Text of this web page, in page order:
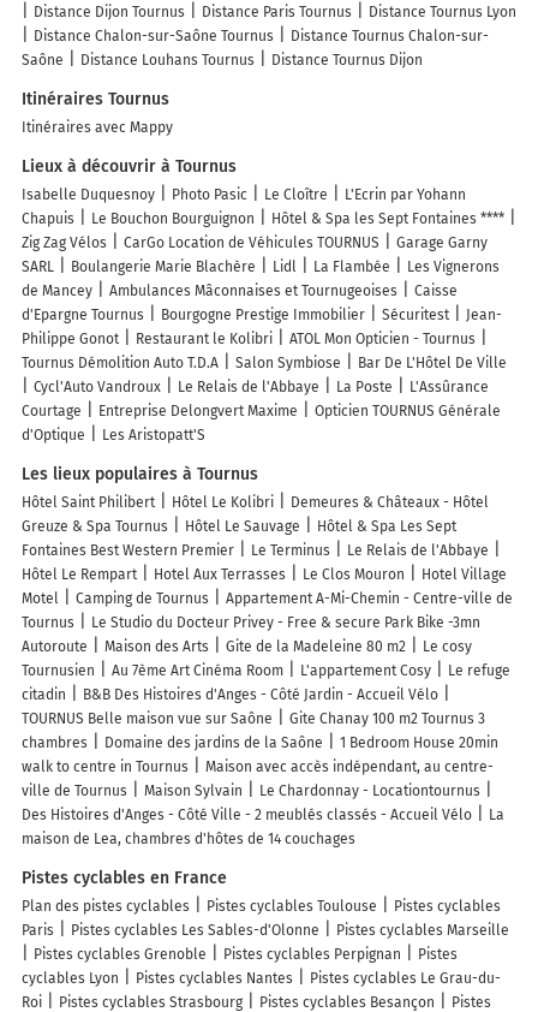
Distance Dijon Tournus
Distance Paris Tournus
Distance Tournus Lyon
Distance Chalon-sur-Saône Tournus
Distance Tournus Chalon-sur-
Saône
Distance Louhans Tournus Distance Tournus Dijon
Itinéraires Tournus
Itinéraires avec Mappy
Lieux à découvrir à Tournus
Isabelle Duquesnoy Photo Pasic Le Cloître
L'Ecrin par Yohann
Chapuis
Le Bouchon Bourguignon
Hôtel & Spa les Sept Fontaines ****
Zig Zag Vélos
CarGo Location de Véhicules TOURNUS
Garage Garny
SARL
Boulangerie Marie Blachère Lidl La Flambée
Les Vignerons
de Mancey
Ambulances Mâconnaises et Tournugeoises
Caisse
d'Epargne Tournus
Bourgogne Prestige Immobilier Sécuritest
Jean-
Philippe Gonot
Restaurant le Kolibri
ATOL Mon Opticien - Tournus
Tournus Démolition Auto T.D.A
Salon Symbiose
Bar De L'Hôtel De Ville
Cycl'Auto Vandroux
Le Relais de l'Abbaye La Poste
L'Assûrance
Courtage
Entreprise Delongvert Maxime
Opticien TOURNUS Générale
d'Optique
Les Aristopatt'S
Les lieux populaires à Tournus
Hôtel Saint Philibert Hôtel Le Kolibri
Demeures & Châteaux - Hôtel
Greuze & Spa Tournus
Hôtel Le Sauvage
Hôtel & Spa Les Sept
Fontaines Best Western Premier
Le Terminus
Le Relais de l'Abbaye
Hôtel Le Rempart
Hotel Aux Terrasses Le Clos Mouron
Hotel Village
Motel
Camping de Tournus
Appartement A-Mi-Chemin - Centre-ville de
Tournus
Le Studio du Docteur Privey - Free & secure Park Bike -3mn
Autoroute
Maison des Arts Gite de la Madeleine 80 m2
Le cosy
Tournusien
Au 7ème Art Cinéma Room L'appartement Cosy
Le refuge
citadin
B&B Des Histoires d'Anges - Côté Jardin - Accueil Vélo
TOURNUS Belle maison vue sur Saône
Gite Chanay 100 m2 Tournus 3
chambres
Domaine des jardins de la Saône
1 Bedroom House 20min
walk to centre in Tournus
Maison avec accès indépendant, au centre-
ville de Tournus
Maison Sylvain
Le Chardonnay - Locationtournus
Des Histoires d'Anges - Côté Ville - 2 meublés classés - Accueil Vélo
La
maison de Lea, chambres d'hôtes de 14 couchages
Pistes cyclables en France
Plan des pistes cyclables Pistes cyclables Toulouse
Pistes cyclables
Paris
Pistes cyclables Les Sables-d'Olonne
Pistes cyclables Marseille
Pistes cyclables Grenoble
Pistes cyclables Perpignan
Pistes
cyclables Lyon
Pistes cyclables Nantes
Pistes cyclables Le Grau-du-
Roi
Pistes cyclables Strasbourg Pistes cyclables Besançon
Pistes